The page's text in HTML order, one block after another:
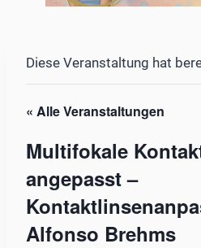
Diese Veranstaltung hat
« Alle Veranstaltungen
Multifokale
angepasst –
Alfonso Brehms